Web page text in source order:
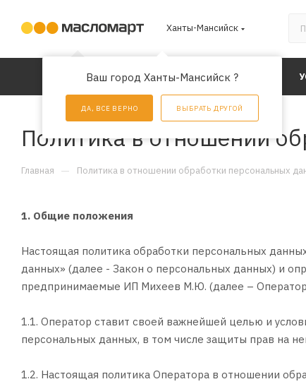
Ханты-Мансийск
Ваш город Ханты-Мансийск ?
ДА, ВСЕ ВЕРНО ВЫБРАТЬ ДРУГОЙ
КАТАЛОГ АКЦИИ
Политика в отношении
Главная — Политика в отношении обработки персональных
1. Общие положения
Настоящая политика обработки персональных
данных» (далее - Закон о персональных данных) и
предпринимаемые ИП Михеев М.Ю. (далее –
1.1. Оператор ставит своей важнейшей целью и
персональных данных, в том числе защиты прав на
1.2. Настоящая политика Оператора в отношении